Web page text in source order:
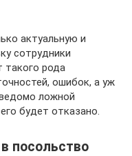
актуальную и
сотрудники
такого рода
ошибок, а уж
ложной
будет отказано.
посольство